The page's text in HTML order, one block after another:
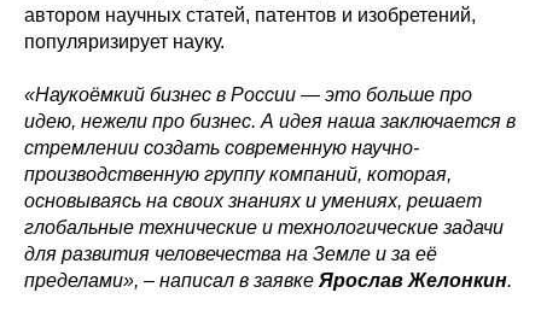
автором научных статей, патентов и изобретений,
популяризирует науку.
«Наукоёмкий бизнес в России — это больше про
идею, нежели про бизнес. А идея наша заключается в
стремлении создать современную научно-
производственную группу компаний, которая,
основываясь на своих знаниях и умениях, решает
глобальные технические и технологические задачи
для развития человечества на Земле и за её
пределами», – написал в заявке Ярослав Желонкин.